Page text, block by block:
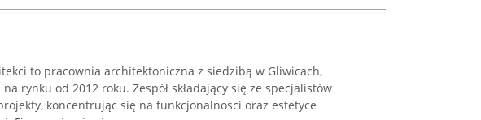
to pracownia architektoniczna z siedzibą w Gliwicach,
na rynku od 2012 roku. Zespół składający się ze specjalistów
koncentrując się na funkcjonalności oraz estetyce